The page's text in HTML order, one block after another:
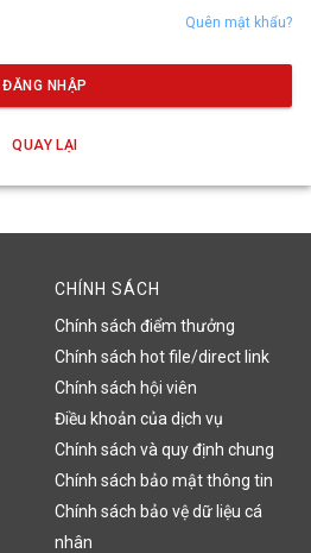
Quên mật khẩu?
ĐĂNG NHẬP
QUAY LẠI
CHÍNH SÁCH
Chính sách điểm thưởng
Chính sách hot file/direct link
Chính sách hội viên
Điều khoản của dịch vụ
Chính sách và quy định chung
Chính sách bảo mật thông tin
Chính sách bảo vệ dữ liệu cá
nhân